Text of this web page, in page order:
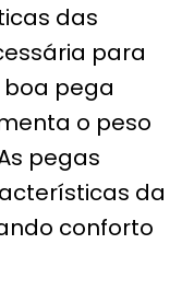
das
para
pega
o peso
pegas
da
conforto